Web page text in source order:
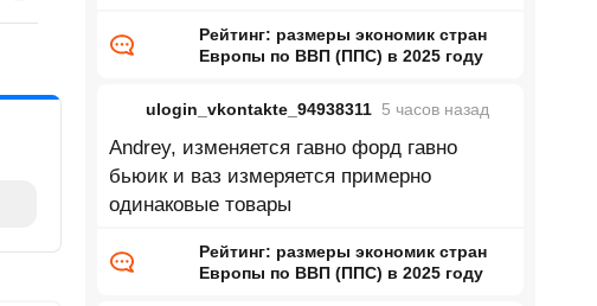
Рейтинг: размеры экономик стран
Европы по ВВП (ППС) в 2025 году
ulogin_vkontakte_94938311 5 часов назад
Andrey, изменяется гавно форд гавно
бьюик и ваз измеряется примерно
одинаковые товары
Рейтинг: размеры экономик стран
Европы по ВВП (ППС) в 2025 году